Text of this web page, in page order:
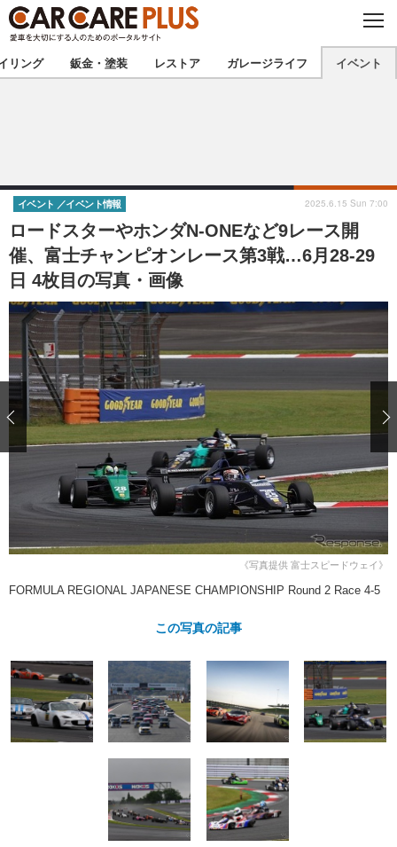
C
O
S
E
★カーケアプラス認定★ 厳選プロショップを地域から探す
甲信越 北陸
東海 関西
中国
九州 沖縄
注目の記事
ショップレポート
自動車豆知識 ストップ！不具合修理＆粗悪修理
鈑金・塗装
ディテイリング
ディテイリング 洗車
ヘッドライト磨き コーティング
フィルム・ラッピング
鈑金・塗装
小キズ直し 防錆
特集記事
ストップ 不具合修理＆粗悪修理
カーメーカー「旧車」関連プロジェ
クト
ショップ紹介
ショップレポート プロショップ検索
レストア
カーメーカー「旧車」関連プロジ
コラム
イベント
リング 鈑金・塗装 レストア ガレージライフ イベント
ロードスターやホンダN-ONEなど9レース開
催、富士チャンピオンレース第3戦…6月28-29
日 4枚目の写真・画像
イベント イベント情報 2025.6.15 Sun 7:00
《写真提供 富士スピードウェイ》
FORMULA REGIONAL JAPANESE CHAMPIONSHIP Round 2 Race 4-5
この写真の記事